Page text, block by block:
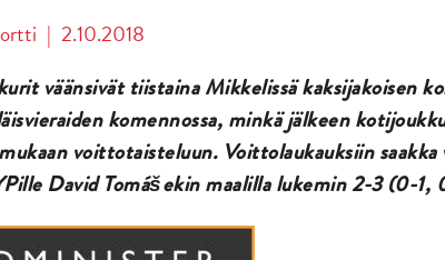
| 2.10.2018
väänsivät tiistaina Mikkelissä kaksijakoisen
komennossa, minkä jälkeen
voittotaisteluun. Voittolaukauksiin
David Tomášekin maalilla lukemin 2-3 (0-